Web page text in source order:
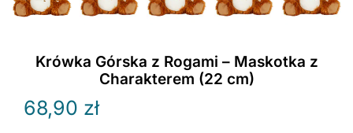
Krówka Górska z Rogami – Maskotka z
Charakterem (22 cm)
68,90 zł